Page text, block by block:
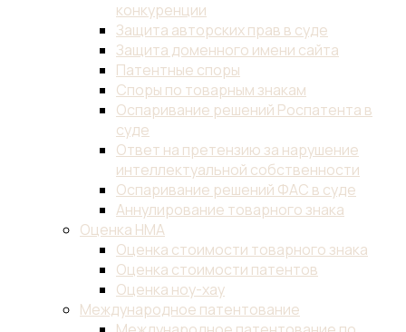
конкуренции
Защита авторских прав в суде
Защита доменного имени сайта
Патентные споры
Споры по товарным знакам
Оспаривание решений Роспатента в
суде
Ответ на претензию за нарушение
интеллектуальной собственности
Оспаривание решений ФАС в суде
Аннулирование товарного знака
Оценка НМА
Оценка стоимости товарного знака
Оценка стоимости патентов
Оценка ноу-хау
Международное патентование